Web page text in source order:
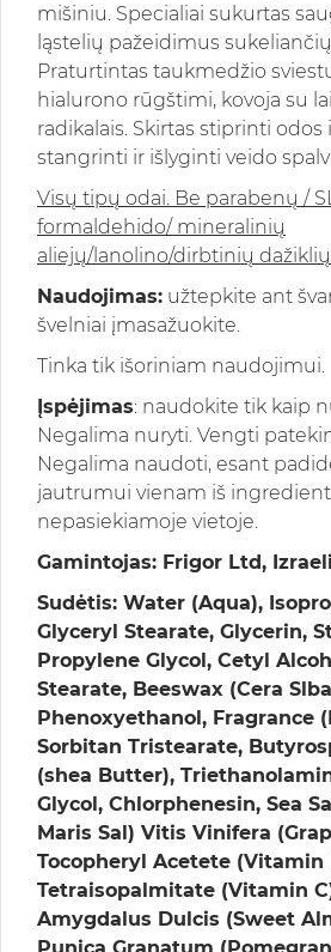
mišiniu. Specialiai sukurtas
ląstelių pažeidimus
Praturtintas taukmedžio
hialurono rūgštimi, kovoja su
radikalais. Skirtas stiprinti
stangrinti ir išlyginti veido
Visų tipų odai. Be parabenų /
formaldehido/ mineralinių
aliejų/lanolino/dirbtinių dažiklių.
Naudojimas: užtepkite ant
švelniai įmasažuokite.
Tinka tik išoriniam naudojimui.
Įspėjimas: naudokite tik kaip
Negalima nuryti. Vengti
Negalima naudoti, esant
jautrumui vienam iš
nepasiekiamoje vietoje.
Gamintojas: Frigor Ltd,
Sudėtis: Water (Aqua),
Glyceryl Stearate, Glycerin,
Propylene Glycol, Cetyl
Stearate, Beeswax (Cera
Phenoxyethanol, Fragrance
Sorbitan Tristearate,
(shea Butter),
Glycol, Chlorphenesin, Sea
Maris Sal) Vitis Vinifera
Tocopheryl Acetete (Vitamin
Tetraisopalmitate (Vitamin
Amygdalus Dulcis (Sweet
Punica Granatum